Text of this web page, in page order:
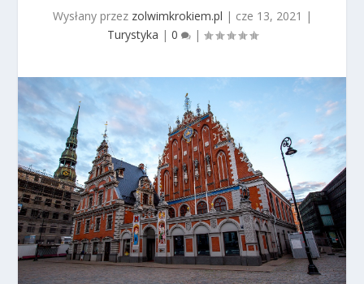
Wysłany przez zolwimkrokiem.pl | cze 13, 2021 |
Turystyka | 0 |